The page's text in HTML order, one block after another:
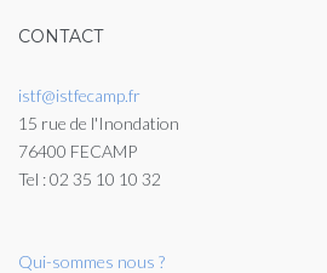
CONTACT
istf@istfecamp.fr
15 rue de l'Inondation
76400 FECAMP
Tel : 02 35 10 10 32
Qui-sommes nous ?